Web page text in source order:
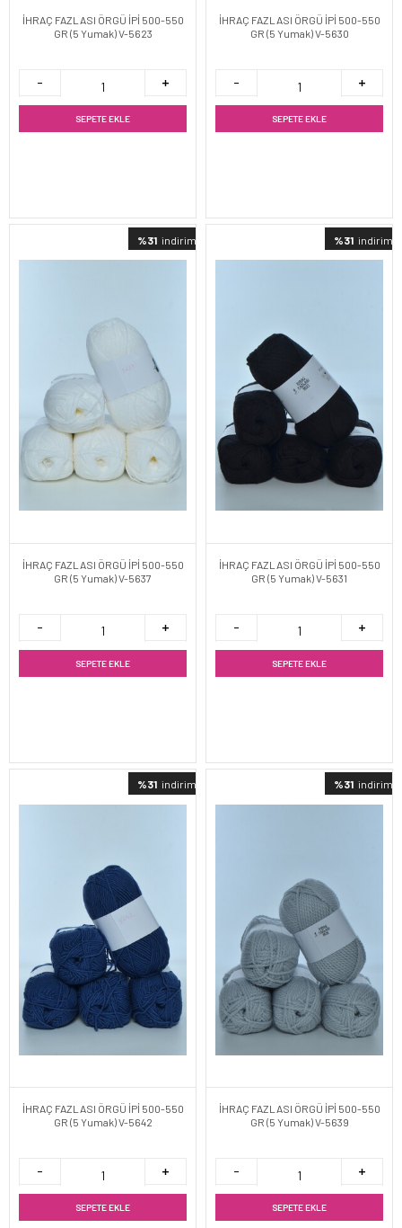
İHRAÇ FAZLASI ÖRGÜ İPİ 500-550
GR (5 Yumak) V-5623
SEPETE EKLE
İHRAÇ FAZLASI ÖRGÜ İPİ 500-550
GR (5 Yumak) V-5630
SEPETE EKLE
%31 indirimli
İHRAÇ FAZLASI ÖRGÜ İPİ 500-550
GR (5 Yumak) V-5637
SEPETE EKLE
%31 indirimli
İHRAÇ FAZLASI ÖRGÜ İPİ 500-550
GR (5 Yumak) V-5631
SEPETE EKLE
%31 indirimli
İHRAÇ FAZLASI ÖRGÜ İPİ 500-550
GR (5 Yumak) V-5642
SEPETE EKLE
%31 indirimli
İHRAÇ FAZLASI ÖRGÜ İPİ 500-550
GR (5 Yumak) V-5639
SEPETE EKLE